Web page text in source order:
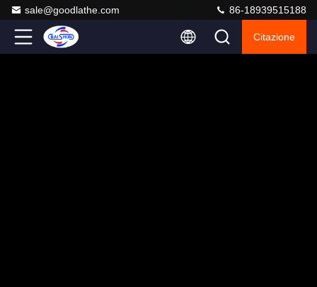
sale@goodlathe.com 86-18939515188
Citazione